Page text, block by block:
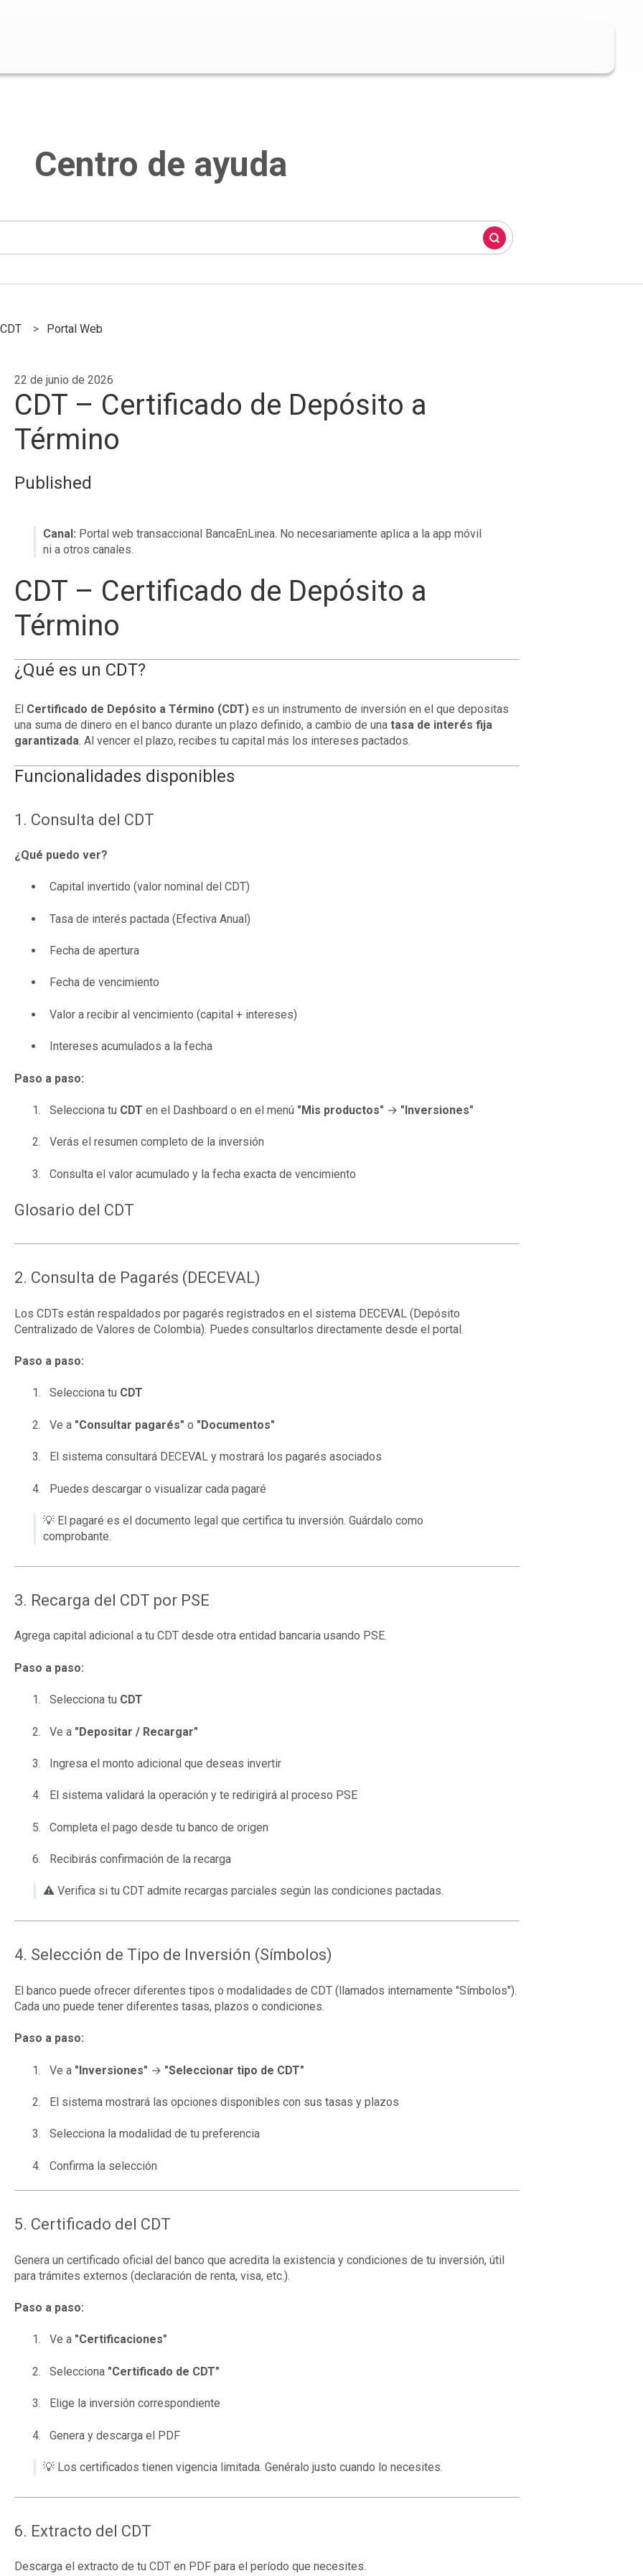
CDT Portal Web
22 de junio de 2026
CDT – Certificado de Depósito a
Término
Published
Canal: Portal web transaccional BancaEnLinea. No necesariamente aplica a la app móvil
ni a otros canales.
CDT – Certificado de Depósito a
Término
¿Qué es un CDT?
El Certificado de Depósito a Término (CDT)es un instrumento de inversión en el que depositas
una suma de dinero en el banco durante un plazo definido, a cambio de una tasa de interés fija
garantizada. Al vencer el plazo, recibes tu capital más los intereses pactados.
Funcionalidades disponibles
1. Consulta del CDT
¿Qué puedo ver?
Capital invertido (valor nominal del CDT)
Tasa de interés pactada (Efectiva Anual)
Fecha de apertura
Fecha de vencimiento
Valor a recibir al vencimiento (capital + intereses)
Intereses acumulados a la fecha
Paso a paso:
Selecciona tu CDT en el Dashboard o en el menú "Mis productos" → "Inversiones"
Verás el resumen completo de la inversión
Consulta el valor acumulado y la fecha exacta de vencimiento
Glosario del CDT
2. Consulta de Pagarés (DECEVAL)
Los CDTs están respaldados por pagarés registrados en el sistema DECEVAL (Depósito
Centralizado de Valores de Colombia). Puedes consultarlos directamente desde el portal.
Paso a paso:
Selecciona tu CDT
Ve a "Consultar pagarés" o "Documentos"
El sistema consultará DECEVAL y mostrará los pagarés asociados
Puedes descargar o visualizar cada pagaré
💡 El pagaré es el documento legal que certifica tu inversión. Guárdalo como
comprobante.
3. Recarga del CDT por PSE
Agrega capital adicional a tu CDT desde otra entidad bancaria usando PSE.
Paso a paso:
Selecciona tu CDT
Ve a "Depositar / Recargar"
Ingresa el monto adicional que deseas invertir
El sistema validará la operación y te redirigirá al proceso PSE
Completa el pago desde tu banco de origen
Recibirás confirmación de la recarga
⚠️ Verifica si tu CDT admite recargas parciales según las condiciones pactadas.
4. Selección de Tipo de Inversión (Símbolos)
El banco puede ofrecer diferentes tipos o modalidades de CDT (llamados internamente "Símbolos").
Cada uno puede tener diferentes tasas, plazos o condiciones.
Paso a paso:
Ve a "Inversiones" → "Seleccionar tipo de CDT"
El sistema mostrará las opciones disponibles con sus tasas y plazos
Selecciona la modalidad de tu preferencia
Confirma la selección
5. Certificado del CDT
Genera un certificado oficial del banco que acredita la existencia y condiciones de tu inversión, útil
para trámites externos (declaración de renta, visa, etc.).
Paso a paso:
Ve a "Certificaciones"
Selecciona "Certificado de CDT"
Elige la inversión correspondiente
Genera y descarga el PDF
💡 Los certificados tienen vigencia limitada. Genéralo justo cuando lo necesites.
6. Extracto del CDT
Descarga el extracto de tu CDT en PDF para el período que necesites.